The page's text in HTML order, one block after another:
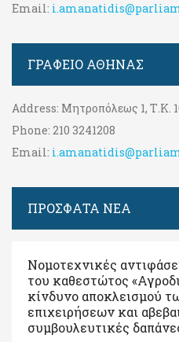
Email:
ΓΡΑΦΕΊΟ ΑΘΉΝΑΣ
Address: Μητροπόλεως 1, Τ.Κ.
Phone: 210 3241208
Email:
ΠΡΟΣΦΑΤΑ ΝΕΑ
Νομοτεχνικές
του καθεστώτος
κίνδυνο αποκλεισμού
επιχειρήσεων και
συμβουλευτικές